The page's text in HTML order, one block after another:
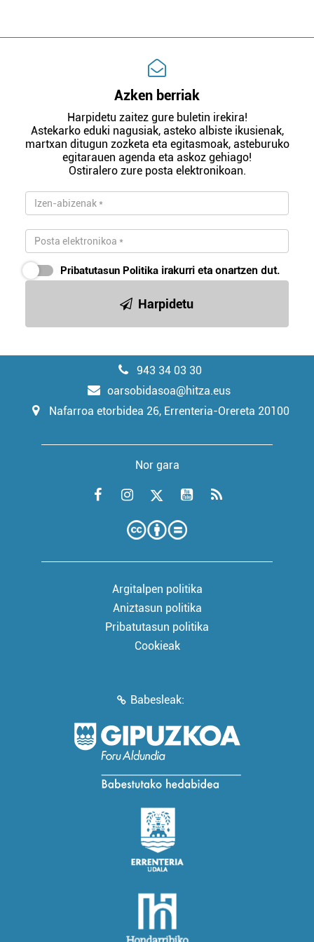
Azken berriak
Harpidetu zaitez gure buletin irekira!
Astekarko eduki nagusiak, asteko albiste ikusienak,
martxan ditugun zozketa eta egitasmoak, asteburuko
egitarauen agenda eta askoz gehiago!
Ostiralero zure posta elektronikoan.
Pribatutasun Politika irakurri eta onartzen dut.
Harpidetu
943 34 03 30
oarsobidasoa@hitza.eus
Nafarroa etorbidea 26, Errenteria-Orereta 20100
Nor gara
Argitalpen politika
Aniztasun politika
Pribatutasun politika
Cookieak
Babesleak: